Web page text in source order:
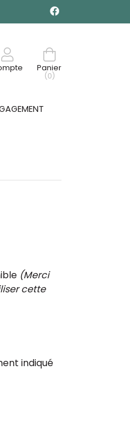
Panier
(0)
(Merci
cette
indiqué